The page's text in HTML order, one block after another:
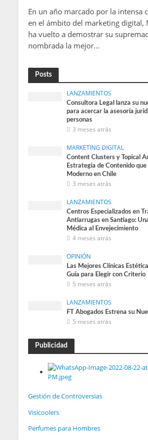
En un año marcado por la intensa
en el ámbito del marketing digital,
ha vuelto a demostrar su
nombrada la mejor...
Posts
LANZAMIENTOS
Consultora Legal lanza su
para acercar la asesoría
personas
3 meses atrás
MARKETING DIGITAL
Content Clusters y Topical
Estrategia de Contenido que
Moderno en Chile
3 meses atrás
LANZAMIENTOS
Centros Especializados en
Antiarrugas en Santiago:
Médica al Envejecimiento
4 meses atrás
OPINIÓN
Las Mejores Clínicas
Guía para Elegir con Criterio
5 meses atrás
LANZAMIENTOS
FT Abogados Estrena su
5 meses atrás
Publicidad
Gestión de Controversias
Visicoolers
Perfumes para Hombres